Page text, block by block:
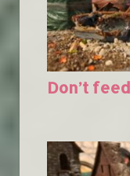
Don’t